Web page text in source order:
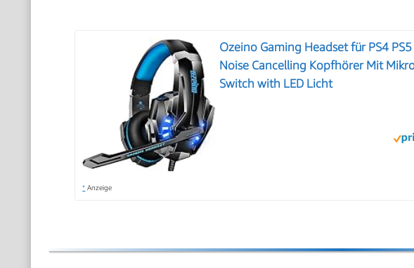
Ozeino Gaming Headset für PS4
Noise Cancelling Kopfhörer Mit
Switch with LED Licht
* Anzeige